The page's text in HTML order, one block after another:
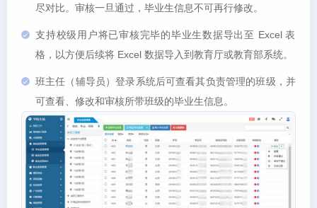
尽对比。审核一旦通过，毕业生信息不可再行修改。
支持校级用户将已审核完毕的毕业生数据导出至 Excel 表
格，以方便后续将 Excel 数据导入到教育厅或教育部系统。
班主任（辅导员）登录系统后可查看其负责管理的班级，并
可查看、修改和审核所带班级的毕业生信息。